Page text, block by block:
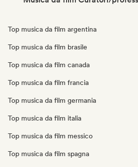
Top musica da film argentina
Top musica da film brasile
Top musica da film canada
Top musica da film francia
Top musica da film germania
Top musica da film italia
Top musica da film messico
Top musica da film spagna